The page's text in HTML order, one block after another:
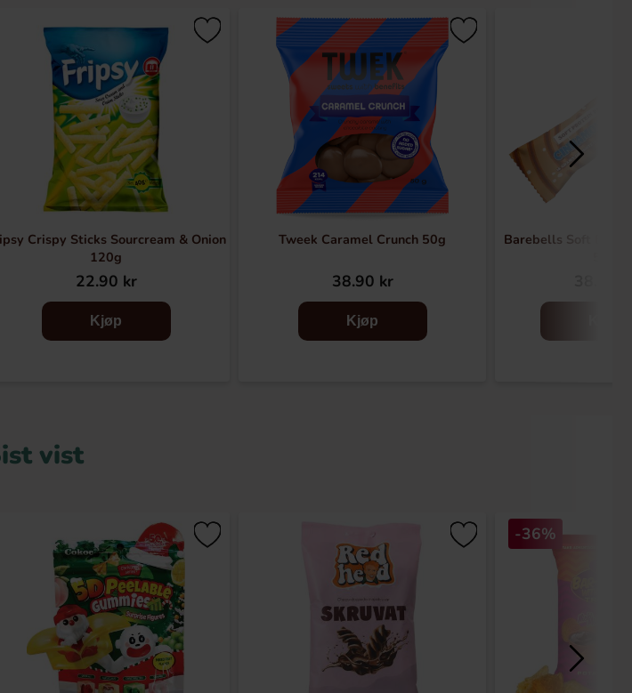
Crispy Sticks Sourcream & Onion
120g
22.90 kr
Kjøp
Tweek Caramel Crunch 50g
38.90 kr
Kjøp
Barebells Soft Bar
vist
-36%